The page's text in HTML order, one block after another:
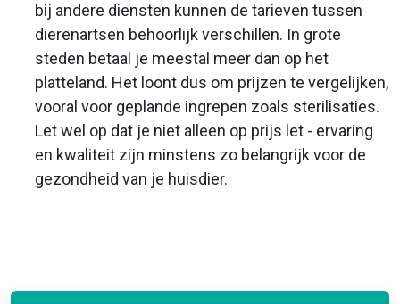
bij andere diensten kunnen de tarieven tussen
dierenartsen behoorlijk verschillen. In grote
steden betaal je meestal meer dan op het
platteland. Het loont dus om prijzen te vergelijken,
vooral voor geplande ingrepen zoals sterilisaties.
Let wel op dat je niet alleen op prijs let - ervaring
en kwaliteit zijn minstens zo belangrijk voor de
gezondheid van je huisdier.